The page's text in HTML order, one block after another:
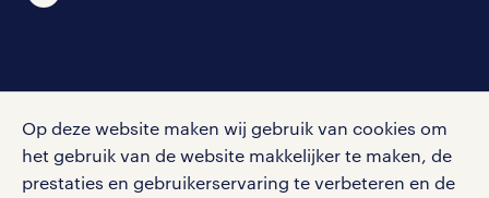
Op deze website maken wij gebruik van cookies om
het gebruik van de website makkelijker te maken, de
prestaties en gebruikerservaring te verbeteren en de
Volg ons voor de leukste content omtrent
vacatures, solliciteren en inspiratie.